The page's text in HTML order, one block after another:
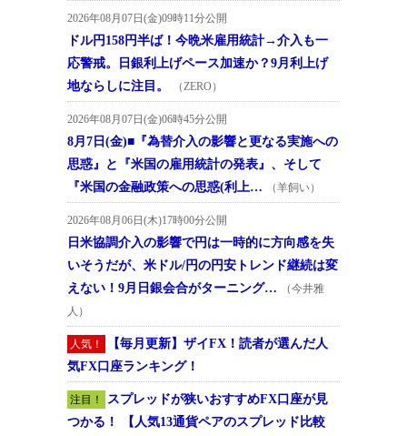
2026年08月07日(金)09時11分公開
ドル円158円半ば！今晩米雇用統計→介入も一
応警戒。日銀利上げペース加速か？9月利上げ
地ならしに注目。
（ZERO）
2026年08月07日(金)06時45分公開
8月7日(金)■『為替介入の影響と更なる実施への
思惑』と『米国の雇用統計の発表』、そして
『米国の金融政策への思惑(利上…
（羊飼い）
2026年08月06日(木)17時00分公開
日米協調介入の影響で円は一時的に方向感を失
いそうだが、米ドル/円の円安トレンド継続は変
えない！9月日銀会合がターニング…
（今井雅
人）
人気！
【毎月更新】ザイFX！読者が選んだ人
気FX口座ランキング！
注目！
スプレッドが狭いおすすめFX口座が見
つかる！ 【人気13通貨ペアのスプレッド比較